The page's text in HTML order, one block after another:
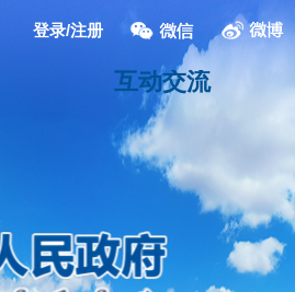
登录/注册
互动交流